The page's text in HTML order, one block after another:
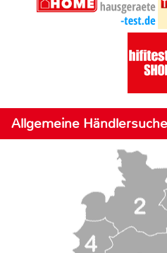
Allgemeine Händlersuche